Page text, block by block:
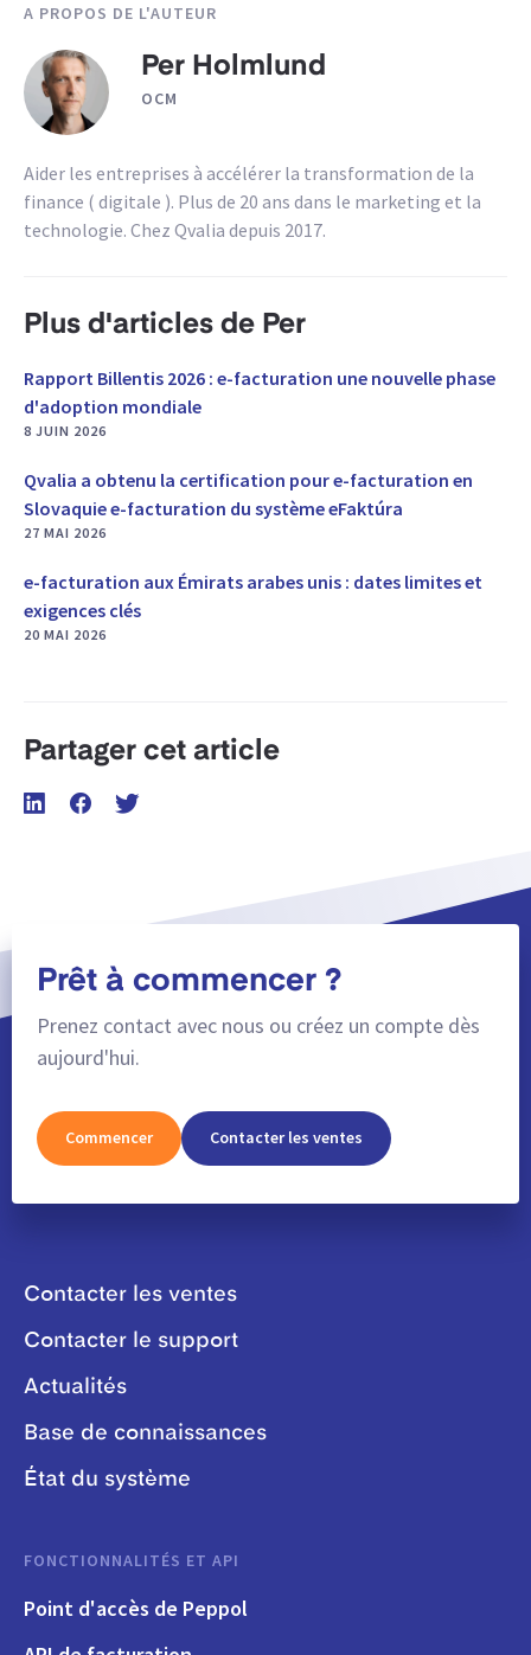
A PROPOS DE L'AUTEUR
Per Holmlund
OCM
Aider les entreprises à accélérer la transformation de la
finance ( digitale ). Plus de 20 ans dans le marketing et la
technologie. Chez Qvalia depuis 2017.
Plus d'articles de Per
Rapport Billentis 2026 : e-facturation une nouvelle phase
d'adoption mondiale
8 JUIN 2026
Qvalia a obtenu la certification pour e-facturation en
Slovaquie e-facturation du système eFaktúra
27 MAI 2026
e-facturation aux Émirats arabes unis : dates limites et
exigences clés
20 MAI 2026
Partager cet article
Prêt à commencer ?
Prenez contact avec nous ou créez un compte dès
aujourd'hui.
Commencer Contacter les ventes
Contacter les ventes
Contacter le support
Actualités
Base de connaissances
État du système
FONCTIONNALITÉS ET API
Point d'accès de Peppol